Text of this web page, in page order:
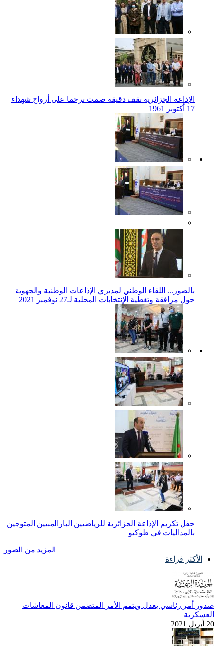
الإذاعة الجزائرية تقف دقيقة صمت ترحما على أرواح شهداء
17 أكتوبر 1961
بالصور... اللقاء الوطني لمديري الإذاعات الوطنية والجهوية
حول مرافقة وتغطية الإنتخابات المحلية لـ27 نوفمبر 2021
حفل تكريم الإذاعة الجزائرية للرياضيين البارالمبيين المتوجين
بالمداليات في طوكيو
المزيد من الصور
الأكثر قراءة
صدور أمر رئاسي يعدل ويتمم الأمر المتضمن قانون المعاشات
العسكرية
20 أبريل 2021 |